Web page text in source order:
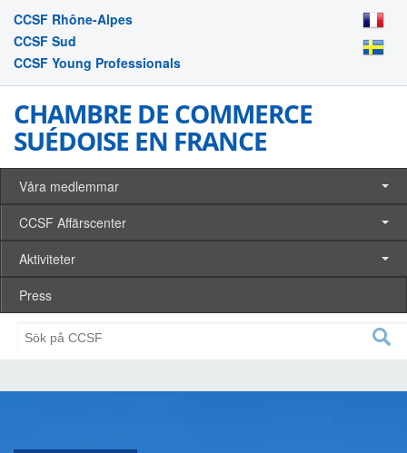
CCSF Rhône-Alpes
CCSF Sud
CCSF Young Professionals
CHAMBRE DE COMMERCE
SUÉDOISE EN FRANCE
Våra medlemmar
CCSF Affärscenter
Aktiviteter
Press